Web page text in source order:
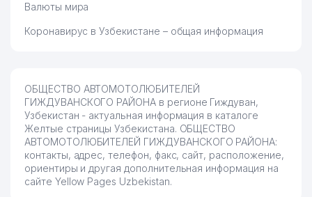
Валюты мира
Коронавирус в Узбекистане – общая информация
ОБЩЕСТВО АВТОМОТОЛЮБИТЕЛЕЙ
ГИЖДУВАНСКОГО РАЙОНА в регионе Гиждуван,
Узбекистан - актуальная информация в каталоге
Желтые страницы Узбекистана. ОБЩЕСТВО
АВТОМОТОЛЮБИТЕЛЕЙ ГИЖДУВАНСКОГО РАЙОНА:
контакты, адрес, телефон, факс, сайт, расположение,
ориентиры и другая дополнительная информация на
сайте Yellow Pages Uzbekistan.